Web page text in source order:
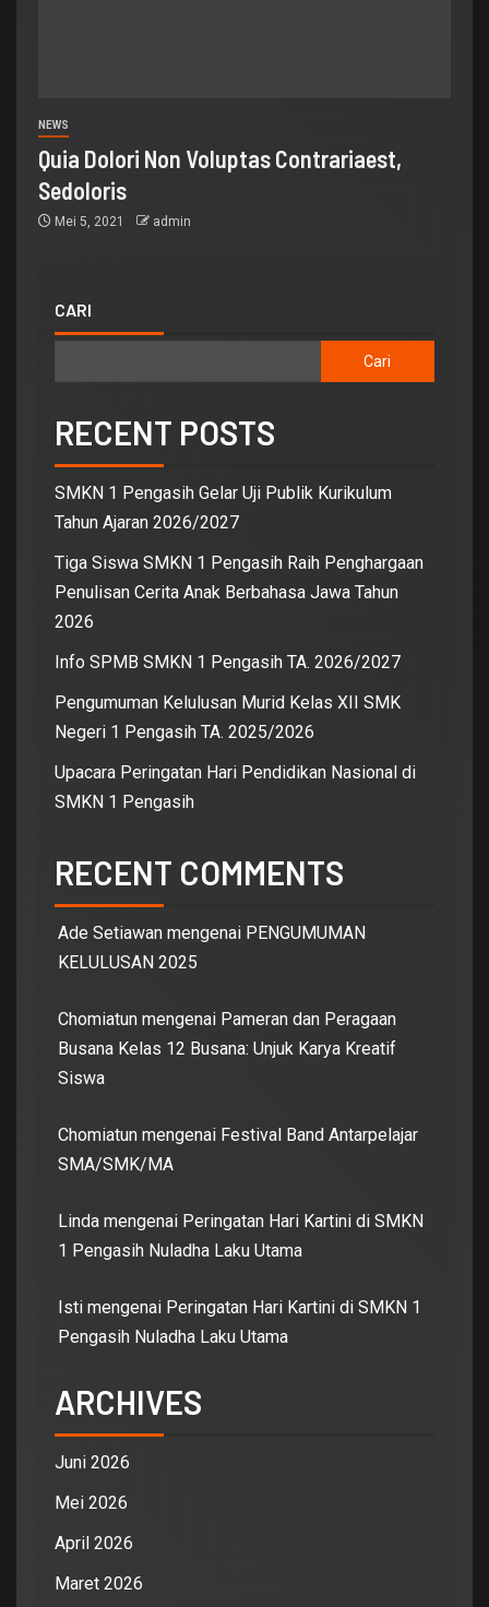
NEWS
Quia Dolori Non Voluptas Contrariaest,
Sedoloris
Mei 5, 2021 admin
CARI
Cari
RECENT POSTS
SMKN 1 Pengasih Gelar Uji Publik Kurikulum
Tahun Ajaran 2026/2027
Tiga Siswa SMKN 1 Pengasih Raih Penghargaan
Penulisan Cerita Anak Berbahasa Jawa Tahun
2026
Info SPMB SMKN 1 Pengasih TA. 2026/2027
Pengumuman Kelulusan Murid Kelas XII SMK
Negeri 1 Pengasih TA. 2025/2026
Upacara Peringatan Hari Pendidikan Nasional di
SMKN 1 Pengasih
RECENT COMMENTS
Ade Setiawan mengenai PENGUMUMAN
KELULUSAN 2025
Chomiatun mengenai Pameran dan Peragaan
Busana Kelas 12 Busana: Unjuk Karya Kreatif
Siswa
Chomiatun mengenai Festival Band Antarpelajar
SMA/SMK/MA
Linda mengenai Peringatan Hari Kartini di SMKN
1 Pengasih Nuladha Laku Utama
Isti mengenai Peringatan Hari Kartini di SMKN 1
Pengasih Nuladha Laku Utama
ARCHIVES
Juni 2026
Mei 2026
April 2026
Maret 2026